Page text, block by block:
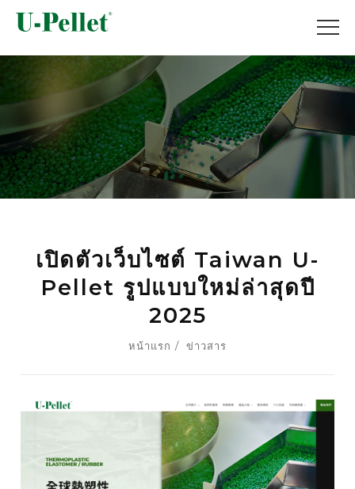
เปิดตัวเว็บไซต์ Taiwan U-
Pellet รูปแบบใหม่ล่าสุดปี
2025
หน้าแรก ข่าวสาร